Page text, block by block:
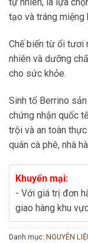
tạo và tráng miệng
Chế biến từ ổi tươi
nhiên và dưỡng
cho sức khỏe.
Sinh tố Berrino
chứng nhận quốc
trội và an toàn
quán cà phê, nhà
Khuyến mại:
- Với giá trị đơn
giao hàng khu
Danh mục: NGUYÊN